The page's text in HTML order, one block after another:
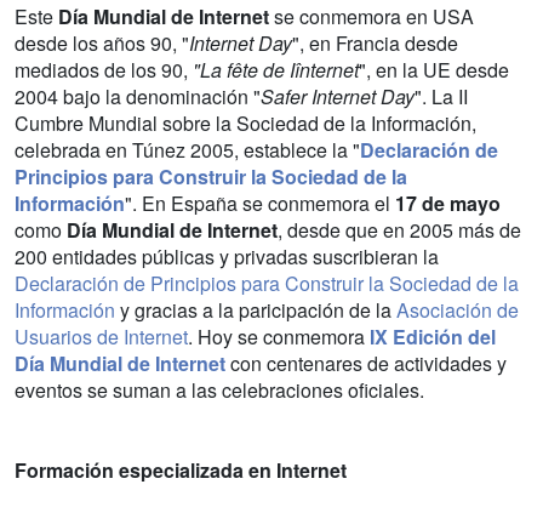
Este Día Mundial de Internetse conmemora en USA
desde los años 90, "Internet Day", en Francia desde
mediados de los 90, "La fête de Iînternet", en la UE desde
2004 bajo la denominación "Safer Internet Day". La II
Cumbre Mundial sobre la Sociedad de la Información,
celebrada en Túnez 2005, establece la "Declaración de
Principios para Construir la Sociedad de la
Información". En España se conmemora el 17 de mayo
como Día Mundial de Internet, desde que en 2005 más de
200 entidades públicas y privadas suscribieran la
Declaración de Principios para Construir la Sociedad de la
Información y gracias a la paricipación de laAsociación de
Usuarios de Internet. Hoy se conmemora IX Edición del
Día Mundial de Internetcon centenares de actividades y
eventos se suman a las celebraciones oficiales.
Formación especializada en Internet